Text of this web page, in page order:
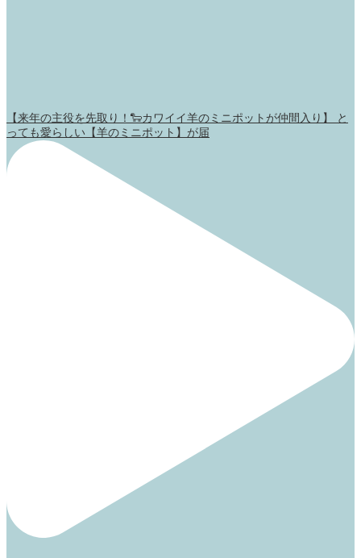
【来年の主役を先取り！🐑カワイイ羊のミニポットが仲間入り】 と
っても愛らしい【羊のミニポット】が届